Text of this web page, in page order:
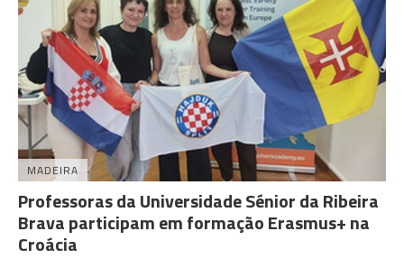
MADEIRA
Professoras da Universidade Sénior da Ribeira
Brava participam em formação Erasmus+ na
Croácia